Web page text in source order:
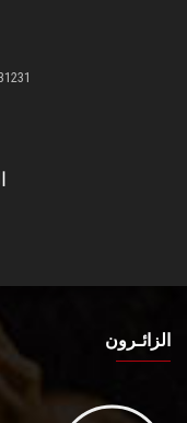
- 26831474
الزائـرون